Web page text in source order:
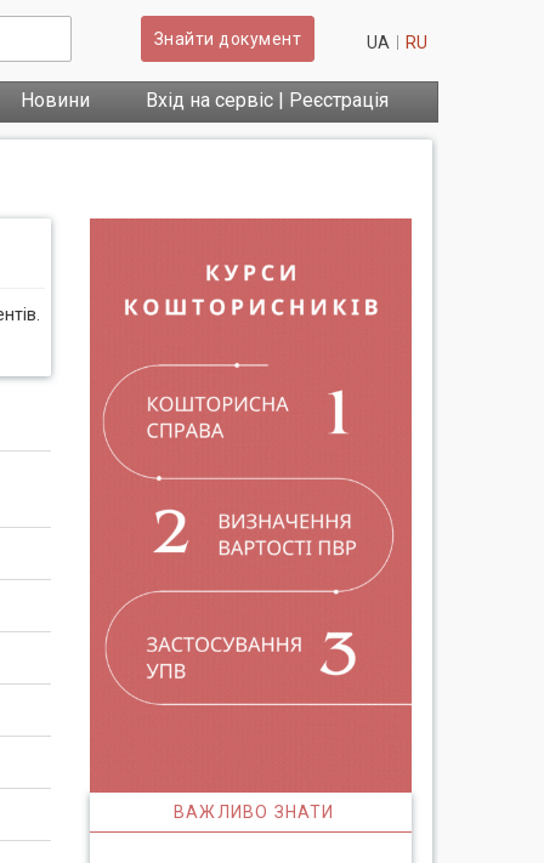
Знайти документ UA RU
Новини Вхід на сервіс | Реєстрація
ВАЖЛИВО ЗНАТИ